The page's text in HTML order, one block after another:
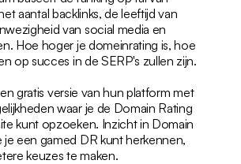
aantal backlinks, de leeftijd van
van social media en
Hoe hoger je domeinrating is, hoe
op succes in de SERP's zullen zijn.
gratis versie van hun platform met
waar je de Domain Rating
kunt opzoeken. Inzicht in Domain
je een gamed DR kunt herkennen,
keuzes te maken.